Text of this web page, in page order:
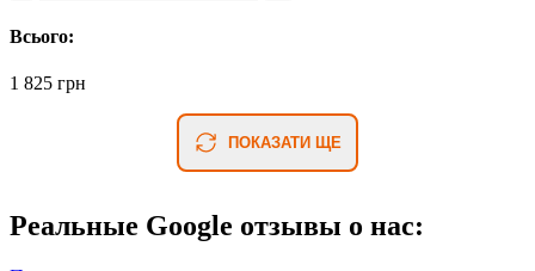
Всього:
1 825 грн
ПОКАЗАТИ ЩЕ
Реальные Google отзывы о нас: